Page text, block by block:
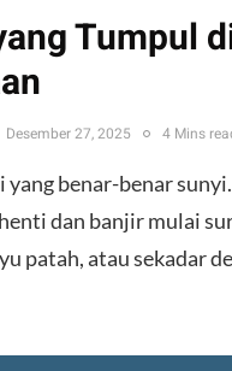
Tumpul
Desember 27, 2025 4 Mins
yang benar-benar
dan banjir mulai
patah, atau sekadar